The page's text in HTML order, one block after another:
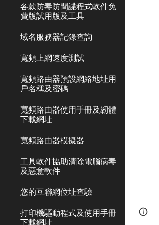
各款防毒防間諜程式軟件免
費版試用版及工具
域名服務器記錄查詢
寬頻上網速度測試
寬頻路由器預設網絡地址用
戶名稱及密碼
寬頻路由器使用手冊及韌體
下載網址
寬頻路由器模擬器
工具軟件協助清除電腦病毒
及惡意軟件
您的互聯網位址查驗
打印機驅動程式及使用手冊
下載網址